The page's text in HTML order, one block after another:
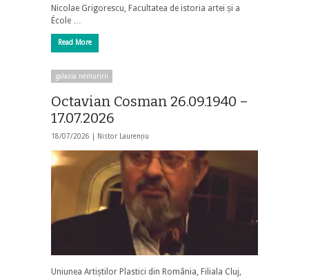
Nicolae Grigorescu, Facultatea de istoria artei și a
École …
Read More
galaxia nemuririi
Octavian Cosman 26.09.1940 –
17.07.2026
18/07/2026 | Nistor Laurențiu
Uniunea Artiștilor Plastici din România, Filiala Cluj,